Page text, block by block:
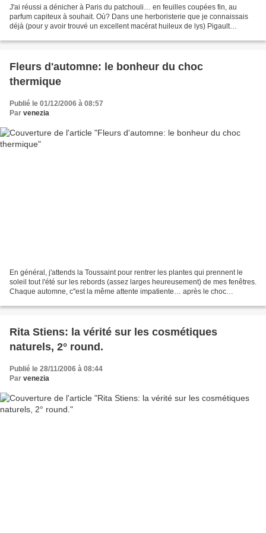
J'ai réussi a dénicher à Paris du patchouli… en feuilles coupées fin, au
parfum capiteux à souhait. Où? Dans une herboristerie que je connaissais
déjà (pour y avoir trouvé un excellent macérat huileux de lys) Pigault
Fleurs d'automne: le bonheur du choc
thermique
Publié le 01/12/2006 à 08:57
Par venezia
En général, j'attends la Toussaint pour rentrer les plantes qui prennent le
soleil tout l'été sur les rebords (assez larges heureusement) de mes fenêtres.
Chaque automne, c''est la même attente impatiente… après le choc
Rita Stiens: la vérité sur les cosmétiques
naturels, 2° round.
Publié le 28/11/2006 à 08:44
Par venezia